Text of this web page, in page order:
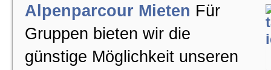
Teambildung
Erlebnisausflug
Alpenparcour Mieten Für
Gruppen bieten wir die
günstige Möglichkeit unseren